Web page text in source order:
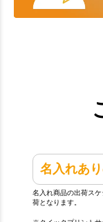
名入れあ
名入れ商品の出荷ス
荷となります。